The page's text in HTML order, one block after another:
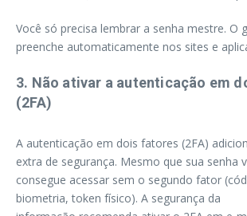
Você só precisa lembrar a senha mestre. O
preenche automaticamente nos sites e
3. Não ativar a autenticação em
(2FA)
A autenticação em dois fatores (2FA)
extra de segurança. Mesmo que sua senha
consegue acessar sem o segundo fator
biometria, token físico). A segurança da